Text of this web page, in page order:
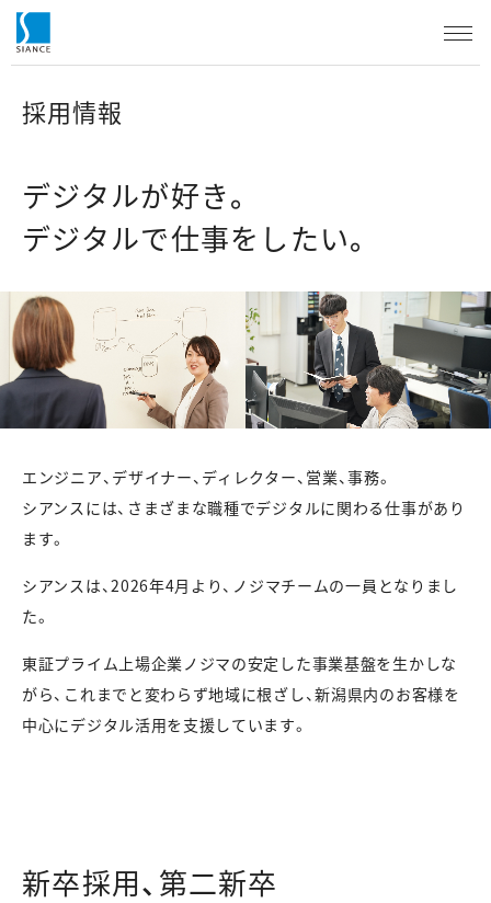
採用情報
デジタルが好き。
デジタルで仕事をしたい。
エンジニア、デザイナー、ディレクター、営業、事務。
シアンスには、さまざまな職種でデジタルに関わる仕事があり
ます。
シアンスは、2026年4月より、ノジマチームの一員となりまし
た。
東証プライム上場企業ノジマの安定した事業基盤を生かしな
がら、これまでと変わらず地域に根ざし、新潟県内のお客様を
中心にデジタル活用を支援しています。
新卒採用、第二新卒